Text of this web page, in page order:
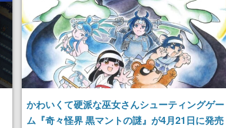
かわいくて硬派な巫女さんシューティングゲー
ム『奇々怪界 黒マントの謎』が4月21日に発売